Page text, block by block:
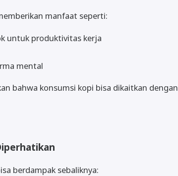
manfaat seperti:
untuk produktivitas kerja
mental
bahwa konsumsi kopi bisa dikaitkan dengan
berdampak sebaliknya: